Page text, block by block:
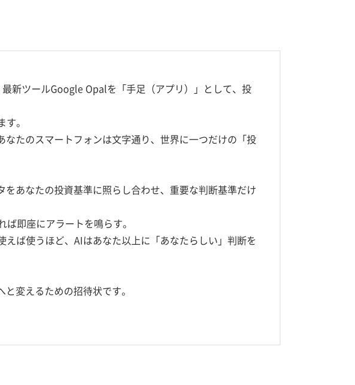
新ツールGoogle Opalを「手足（アプリ）」として、投
。
たのスマートフォンは文字通り、世界に一つだけの「投
あなたの投資基準に照らし合わせ、重要な判断基準だけ
即座にアラートを鳴らす。
ば使うほど、AIはあなた以上に「あなたらしい」判断を
変えるための招待状です。